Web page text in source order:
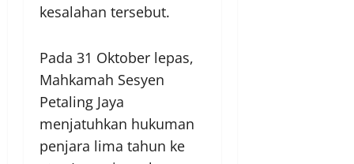
kesalahan tersebut.
Pada 31 Oktober lepas,
Mahkamah Sesyen
Petaling Jaya
menjatuhkan hukuman
penjara lima tahun ke